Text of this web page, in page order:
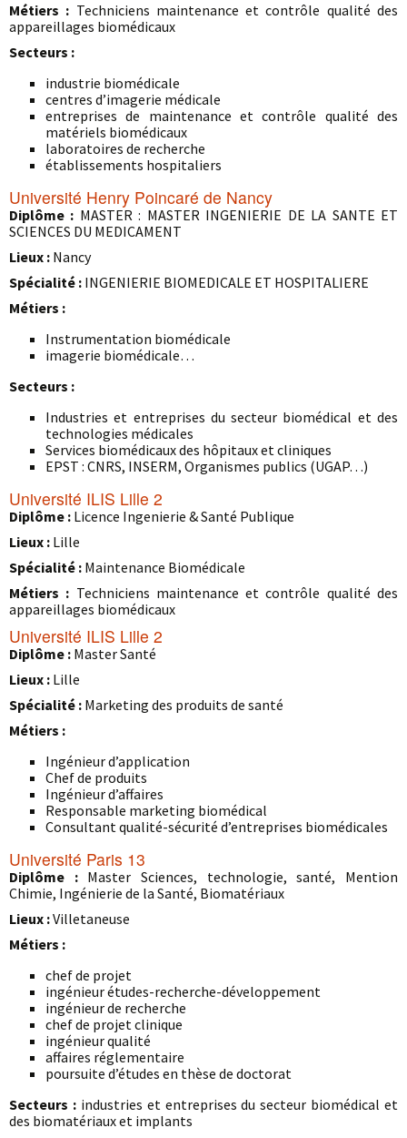
Métiers : Techniciens maintenance et contrôle qualité des
appareillages biomédicaux
Secteurs :
industrie biomédicale
centres d’imagerie médicale
entreprises de maintenance et contrôle qualité des
matériels biomédicaux
laboratoires de recherche
établissements hospitaliers
Université Henry Poincaré de Nancy
Diplôme : MASTER : MASTER INGENIERIE DE LA SANTE ET
SCIENCES DU MEDICAMENT
Lieux : Nancy
Spécialité : INGENIERIE BIOMEDICALE ET HOSPITALIERE
Métiers :
Instrumentation biomédicale
imagerie biomédicale…
Secteurs :
Industries et entreprises du secteur biomédical et des
technologies médicales
Services biomédicaux des hôpitaux et cliniques
EPST : CNRS, INSERM, Organismes publics (UGAP…)
Université ILIS Lille 2
Diplôme : Licence Ingenierie & Santé Publique
Lieux : Lille
Spécialité : Maintenance Biomédicale
Métiers : Techniciens maintenance et contrôle qualité des
appareillages biomédicaux
Université ILIS Lille 2
Diplôme : Master Santé
Lieux : Lille
Spécialité : Marketing des produits de santé
Métiers :
Ingénieur d’application
Chef de produits
Ingénieur d’affaires
Responsable marketing biomédical
Consultant qualité-sécurité d’entreprises biomédicales
Université Paris 13
Diplôme : Master Sciences, technologie, santé, Mention
Chimie, Ingénierie de la Santé, Biomatériaux
Lieux :Villetaneuse
Métiers :
chef de projet
ingénieur études-recherche-développement
ingénieur de recherche
chef de projet clinique
ingénieur qualité
affaires réglementaire
poursuite d’études en thèse de doctorat
Secteurs : industries et entreprises du secteur biomédical et
des biomatériaux et implants